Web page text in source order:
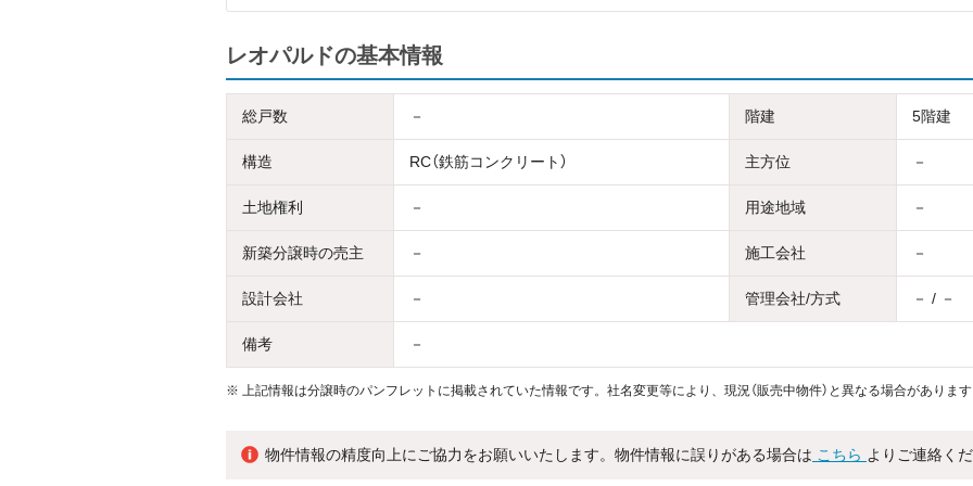
レオパルドの基本情報
総戸数 － 階建 5階建
構造 RC（鉄筋コンクリート） 主方位 －
土地権利 － 用途地域 －
新築分譲時の売主 － 施工会社 －
設計会社 － 管理会社/方式 － / －
備考 －
※ 上記情報は分譲時のパンフレットに掲載されていた情報です。社名変更等により、現況（販売中物件）と異なる場合があります
物件情報の精度向上にご協力をお願いいたします。物件情報に誤りがある場合は こちら よりご連絡くだ